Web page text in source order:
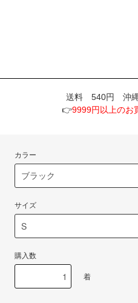
送料 540円 沖
👉9999円以上のお
カラー
サイズ
購入数
着